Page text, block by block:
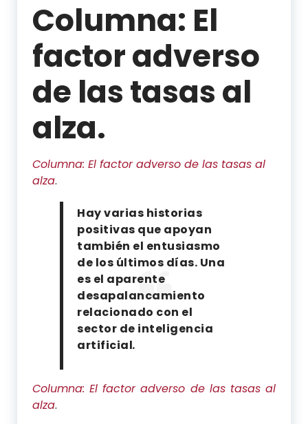
Columna: El
factor adverso
de las tasas al
alza.
Columna: El factor adverso de las tasas al
alza.
Compartir
por
WhatsApp
Compartir
por
Twitter
Compartir
por
Facebook
Compartir
por
Linkedin
Hay varias historias
positivas que apoyan
también el entusiasmo
de los últimos días. Una
es el aparente
desapalancamiento
relacionado con el
sector de inteligencia
artificial.
Columna: El factor adverso de las tasas al
alza.